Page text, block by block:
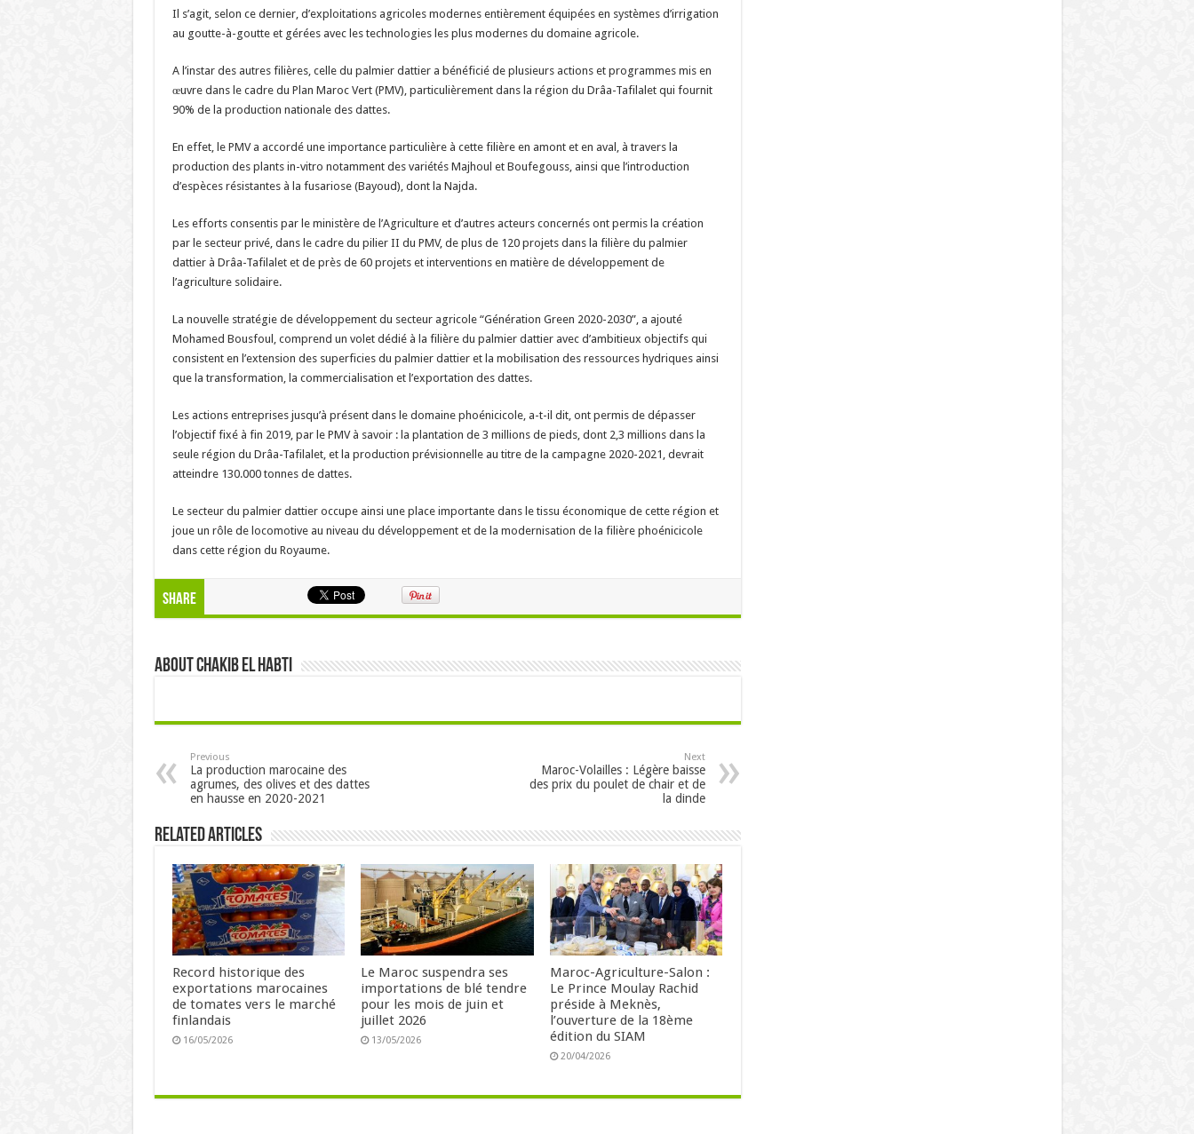
Il s’agit, selon ce dernier, d’exploitations agricoles modernes entièrement équipées en systèmes d’irrigation
au goutte-à-goutte et gérées avec les technologies les plus modernes du domaine agricole.
A l’instar des autres filières, celle du palmier dattier a bénéficié de plusieurs actions et programmes mis en
œuvre dans le cadre du Plan Maroc Vert (PMV), particulièrement dans la région du Drâa-Tafilalet qui fournit
90% de la production nationale des dattes.
En effet, le PMV a accordé une importance particulière à cette filière en amont et en aval, à travers la
production des plants in-vitro notamment des variétés Majhoul et Boufegouss, ainsi que l’introduction
d’espèces résistantes à la fusariose (Bayoud), dont la Najda.
Les efforts consentis par le ministère de l’Agriculture et d’autres acteurs concernés ont permis la création
par le secteur privé, dans le cadre du pilier II du PMV, de plus de 120 projets dans la filière du palmier
dattier à Drâa-Tafilalet et de près de 60 projets et interventions en matière de développement de
l’agriculture solidaire.
La nouvelle stratégie de développement du secteur agricole “Génération Green 2020-2030”, a ajouté
Mohamed Bousfoul, comprend un volet dédié à la filière du palmier dattier avec d’ambitieux objectifs qui
consistent en l’extension des superficies du palmier dattier et la mobilisation des ressources hydriques ainsi
que la transformation, la commercialisation et l’exportation des dattes.
Les actions entreprises jusqu’à présent dans le domaine phoénicicole, a-t-il dit, ont permis de dépasser
l’objectif fixé à fin 2019, par le PMV à savoir : la plantation de 3 millions de pieds, dont 2,3 millions dans la
seule région du Drâa-Tafilalet, et la production prévisionnelle au titre de la campagne 2020-2021, devrait
atteindre 130.000 tonnes de dattes.
Le secteur du palmier dattier occupe ainsi une place importante dans le tissu économique de cette région et
joue un rôle de locomotive au niveau du développement et de la modernisation de la filière phoénicicole
dans cette région du Royaume.
Share
About Chakib el habti
Previous
La production marocaine des
agrumes, des olives et des dattes
en hausse en 2020-2021
Next
Maroc-Volailles : Légère baisse
des prix du poulet de chair et de
la dinde
Related Articles
Record historique des
exportations marocaines
de tomates vers le marché
finlandais
16/05/2026
Le Maroc suspendra ses
importations de blé tendre
pour les mois de juin et
juillet 2026
13/05/2026
Maroc-Agriculture-Salon :
Le Prince Moulay Rachid
préside à Meknès,
l’ouverture de la 18ème
édition du SIAM
20/04/2026